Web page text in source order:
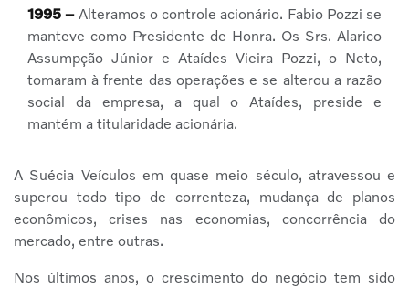
1995 –Alteramos o controle acionário. Fabio Pozzi se
manteve como Presidente de Honra. Os Srs. Alarico
Assumpção Júnior e Ataídes Vieira Pozzi, o Neto,
tomaram à frente das operações e se alterou a razão
social da empresa, a qual o Ataídes, preside e
mantém a titularidade acionária.
A Suécia Veículos em quase meio século, atravessou e
superou todo tipo de correnteza, mudança de planos
econômicos, crises nas economias, concorrência do
mercado, entre outras.
Nos últimos anos, o crescimento do negócio tem sido